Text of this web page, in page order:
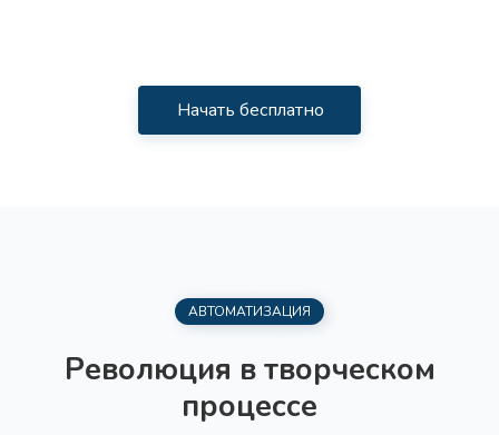
вашего контента, с учетом специфики бизнеса и
потребностей целевой аудитории.
Начать бесплатно
АВТОМАТИЗАЦИЯ
Революция в творческом
процессе